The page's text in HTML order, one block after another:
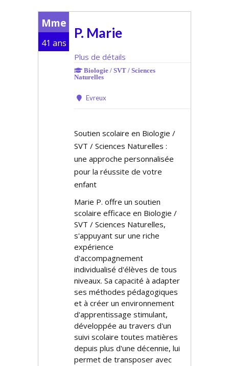
Mme
41 ans
P. Marie
Plus de détails
Biologie / SVT / Sciences
Naturelles
Evreux
Soutien scolaire en Biologie /
SVT / Sciences Naturelles :
une approche personnalisée
pour la réussite de votre
enfant
Marie P. offre un soutien
scolaire efficace en Biologie /
SVT / Sciences Naturelles,
s'appuyant sur une riche
expérience
d'accompagnement
individualisé d'élèves de tous
niveaux. Sa capacité à adapter
ses méthodes pédagogiques
et à créer un environnement
d'apprentissage stimulant,
développée au travers d'un
suivi scolaire toutes matières
depuis plus d'une décennie, lui
permet de transposer avec